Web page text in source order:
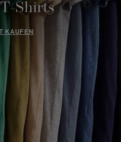
Shirts
KAUFEN